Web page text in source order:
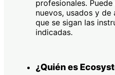
profesionales.
nuevos, usados y
que se sigan las
indicadas.
¿Quién es